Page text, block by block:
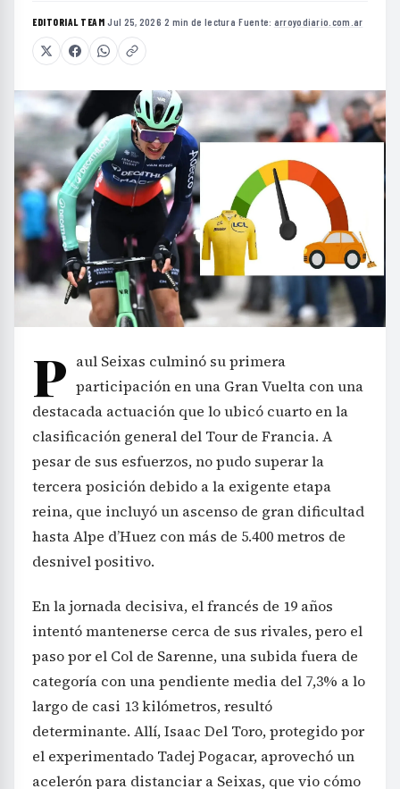
EDITORIAL TEAM·Jul 25, 2026·2 min de lectura·Fuente: arroyodiario.com.ar
P aul Seixas culminó su primera
participación en una Gran Vuelta con una
destacada actuación que lo ubicó cuarto en la
clasificación general del Tour de Francia. A
pesar de sus esfuerzos, no pudo superar la
tercera posición debido a la exigente etapa
reina, que incluyó un ascenso de gran dificultad
hasta Alpe d’Huez con más de 5.400 metros de
desnivel positivo.
En la jornada decisiva, el francés de 19 años
intentó mantenerse cerca de sus rivales, pero el
paso por el Col de Sarenne, una subida fuera de
categoría con una pendiente media del 7,3% a lo
largo de casi 13 kilómetros, resultó
determinante. Allí, Isaac Del Toro, protegido por
el experimentado Tadej Pogacar, aprovechó un
acelerón para distanciar a Seixas, que vio cómo